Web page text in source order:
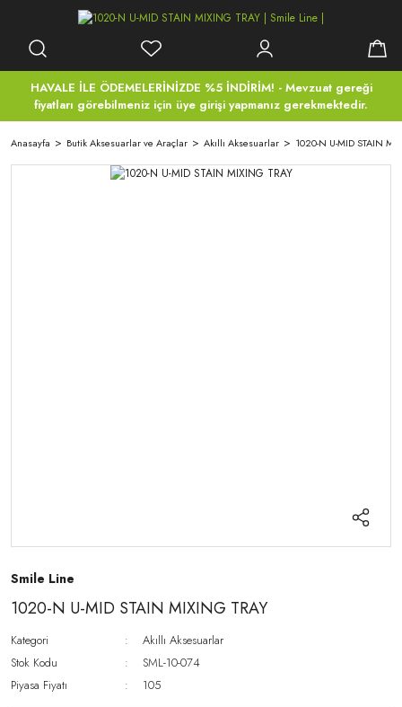
HAVALE İLE ÖDEMELERİNİZDE %5 İNDİRİM! - Mevzuat gereği
fiyatları görebilmeniz için üye girişi yapmanız gerekmektedir.
Anasayfa Butik Aksesuarlar ve Araçlar Akıllı Aksesuarlar 1020-N U-MID STAIN
Smile Line
1020-N U-MID STAIN MIXING TRAY
Kategori
Akıllı Aksesuarlar
Stok Kodu
SML-10-074
Piyasa Fiyatı
105